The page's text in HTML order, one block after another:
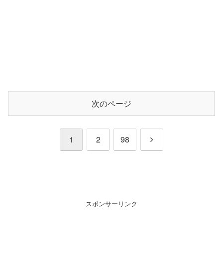
次のページ
1 2 98
次
スポンサーリンク